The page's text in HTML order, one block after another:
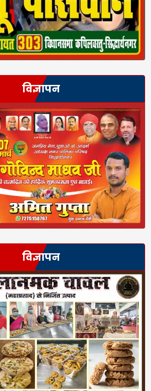
विज्ञापन
विज्ञापन